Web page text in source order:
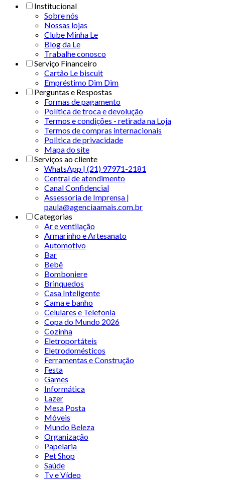
Institucional
Sobre nós
Nossas lojas
Clube Minha Le
Blog da Le
Trabalhe conosco
Serviço Financeiro
Cartão Le biscuit
Empréstimo Dim Dim
Perguntas e Respostas
Formas de pagamento
Política de troca e devolução
Termos e condições - retirada na Loja
Termos de compras internacionais
Politica de privacidade
Mapa do site
Serviços ao cliente
WhatsApp | (21) 97971-2181
Central de atendimento
Canal Confidencial
Assessoria de Imprensa |
paula@agenciaamais.com.br
Categorias
Ar e ventilação
Armarinho e Artesanato
Automotivo
Bar
Bebê
Bomboniere
Brinquedos
Casa Inteligente
Cama e banho
Celulares e Telefonia
Copa do Mundo 2026
Cozinha
Eletroportáteis
Eletrodomésticos
Ferramentas e Construção
Festa
Games
Informática
Lazer
Mesa Posta
Móveis
Mundo Beleza
Organização
Papelaria
Pet Shop
Saúde
Tv e Vídeo